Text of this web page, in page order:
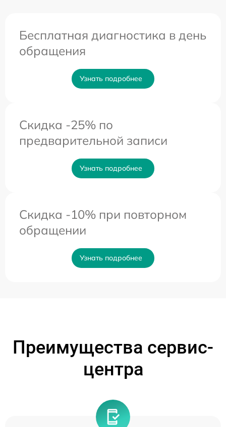
Бесплатная диагностика в день
обращения
Узнать подробнее
Скидка -25% по
предварительной записи
Узнать подробнее
Скидка -10% при повторном
обращении
Узнать подробнее
Преимущества сервис-
центра